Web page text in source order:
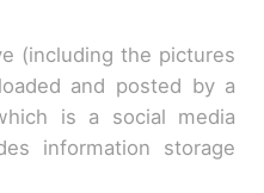
(including the pictures
and posted by a
is a social media
information storage